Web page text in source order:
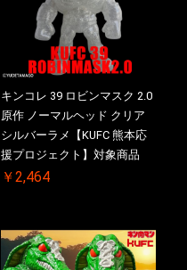
キンコレ 39 ロビンマスク 2.0
原作 ノーマルヘッド クリア
シルバーラメ【KUFC 熊本応
援プロジェクト】対象商品
￥2,464